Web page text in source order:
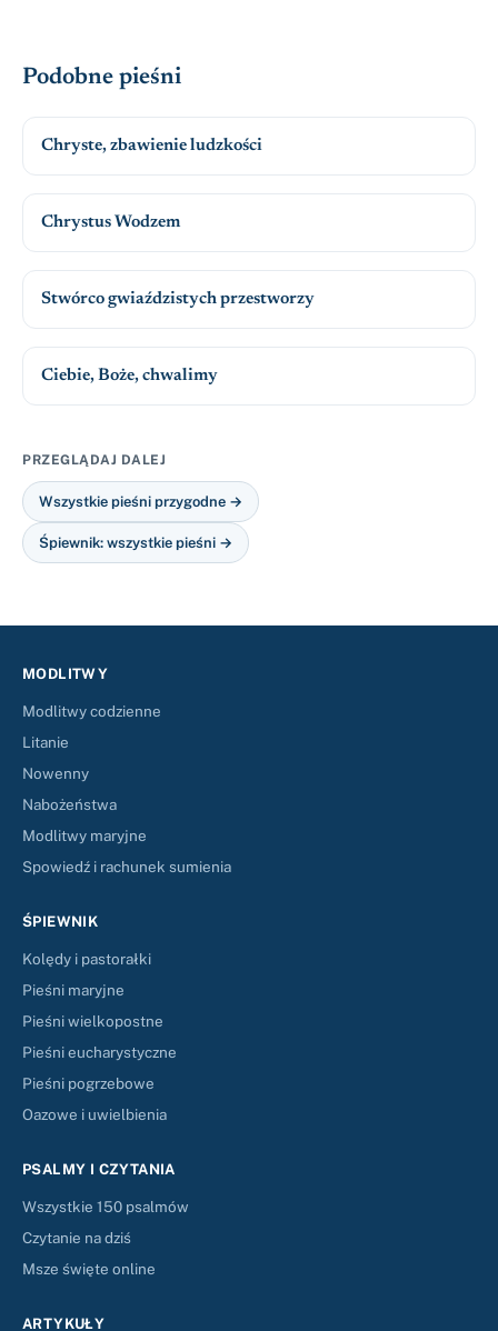
Podobne pieśni
Chryste, zbawienie ludzkości
Chrystus Wodzem
Stwórco gwiaździstych przestworzy
Ciebie, Boże, chwalimy
PRZEGLĄDAJ DALEJ
Wszystkie pieśni przygodne →
Śpiewnik: wszystkie pieśni →
MODLITWY
Modlitwy codzienne
Litanie
Nowenny
Nabożeństwa
Modlitwy maryjne
Spowiedź i rachunek sumienia
ŚPIEWNIK
Kolędy i pastorałki
Pieśni maryjne
Pieśni wielkopostne
Pieśni eucharystyczne
Pieśni pogrzebowe
Oazowe i uwielbienia
PSALMY I CZYTANIA
Wszystkie 150 psalmów
Czytanie na dziś
Msze święte online
ARTYKUŁY